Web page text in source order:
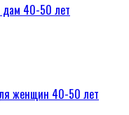
дам 40-50 лет
женщин 40-50 лет